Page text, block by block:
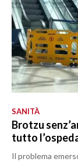
SANITÀ
Brotzu
tutto
Il problema